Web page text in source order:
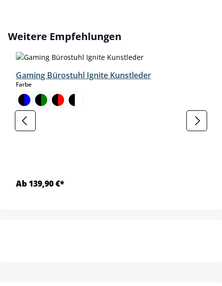
Produktgalerie überspringen
Weitere Empfehlungen
Gaming Bürostuhl Ignite Kunstleder
Farbeauswählen
Ab 139,90 €*